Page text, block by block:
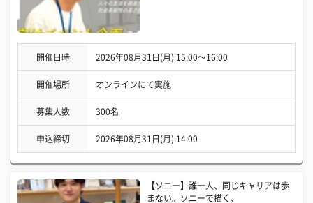
開催日時 2026年08月31日(月) 15:00〜16:00
開催場所 オンラインにて実施
募集人数 300名
申込締切 2026年08月31日(月) 14:00
【ソニー】誰一人、同じキャリアは歩
まない。ソニーで描く、